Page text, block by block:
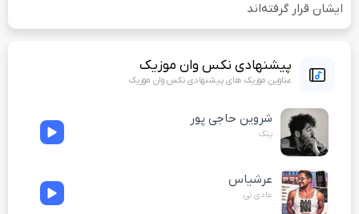
ایشان قرار گرفته‌اند
پیشنهادی نکس وان موزیک
عناوین موزیک های پیشنهادی نکس وان موزیک
شروین حاجی پور
پتک
عرشیاس
عادی نی